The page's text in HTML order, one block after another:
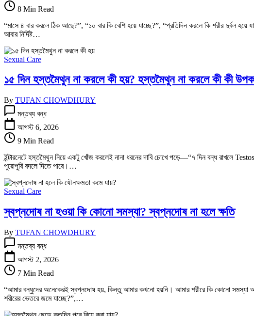
স্বাভাবিক?
করলে
ক্ষতি
হয়
না
তে
8 Min Read
“মাসে ৪ বার করলে ঠিক আছে?”, “১০ বার কি বেশি হয়ে যাচ্ছে?”, “প্রতিদিন করলে কি শরীর দুর্বল
আবার নির্দিষ্ট…
Sexual Care
১৫ দিন হস্তমৈথুন না করলে কী হয়? হস্তমৈথুন না করলে কী কী
By TUFAN CHOWDHURY
দিন
হস্তমৈথুন
করলে
হয়?
হস্তমৈথুন
করলে
কী
উপকার
যায়?
মন্তব্য বন্ধ
আগস্ট 6, 2026
9 Min Read
ইন্টারনেটে হস্তমৈথুন নিয়ে একটু খোঁজ করলেই নানা ধরনের দাবি চোখে পড়ে—“৭ দিন বন্ধ রাখলে
পুরোপুরি বদলে দিতে পারে।…
Sexual Care
স্বপ্নদোষ না হওয়া কি কোনো সমস্যা? স্বপ্নদোষ না হলে ক্ষতি
By TUFAN CHOWDHURY
না
হওয়া
কোনো
স্বপ্নদোষ
না
হলে
মন্তব্য বন্ধ
আগস্ট 2, 2026
7 Min Read
“আমার বন্ধুদের অনেকেরই স্বপ্নদোষ হয়, কিন্তু আমার কখনো হয়নি। আমার শরীরে কি কোনো
শরীরের ভেতরে জমে যাচ্ছে?”,…